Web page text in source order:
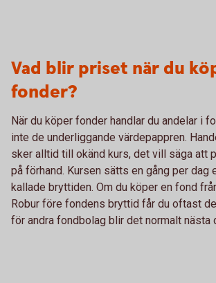
Vad blir priset när du
fonder?
När du köper fonder handlar du andelar i
inte de underliggande värdepappren.
sker alltid till okänd kurs, det vill säga att
på förhand. Kursen sätts en gång per dag
kallade bryttiden. Om du köper en fond
Robur före fondens bryttid får du oftast
för andra fondbolag blir det normalt nästa